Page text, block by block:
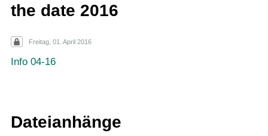
the date 2016
Freitag, 01. April 2016
Info 04-16
Dateianhänge